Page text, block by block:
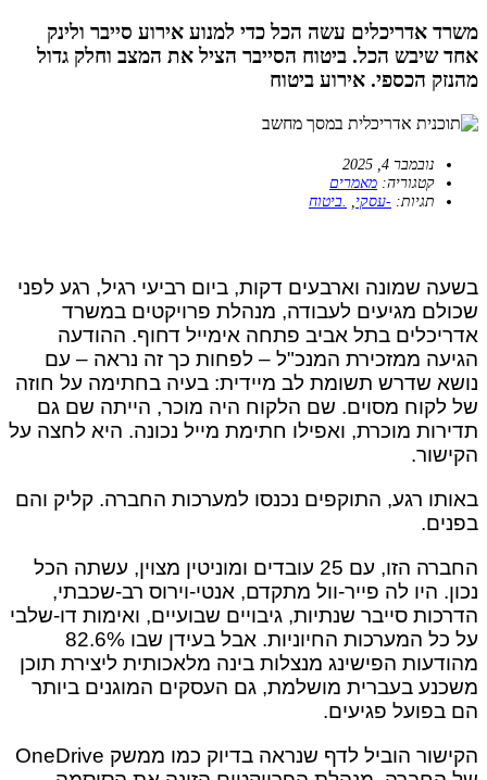
משרד אדריכלים עשה הכל כדי למנוע אירוע סייבר ולינק
אחד שיבש הכל. ביטוח הסייבר הציל את המצב וחלק גדול
מהנזק הכספי. אירוע ביטוח
נובמבר 4, 2025
קטגוריה: מאמרים
תגיות: -עסקי, .ביטוח
בשעה שמונה וארבעים דקות, ביום רביעי רגיל, רגע לפני
שכולם מגיעים לעבודה, מנהלת פרויקטים במשרד
אדריכלים בתל אביב פתחה אימייל דחוף. ההודעה
הגיעה ממזכירת המנכ"ל – לפחות כך זה נראה – עם
נושא שדרש תשומת לב מיידית: בעיה בחתימה על חוזה
של לקוח מסוים. שם הלקוח היה מוכר, הייתה שם גם
תדירות מוכרת, ואפילו חתימת מייל נכונה. היא לחצה על
הקישור.
באותו רגע, התוקפים נכנסו למערכות החברה. קליק והם
בפנים.
החברה הזו, עם 25 עובדים ומוניטין מצוין, עשתה הכל
נכון. היו לה פייר-וול מתקדם, אנטי-וירוס רב-שכבתי,
הדרכות סייבר שנתיות, גיבויים שבועיים, ואימות דו-שלבי
על כל המערכות החיוניות. אבל בעידן שבו 82.6%
מהודעות הפישינג מנצלות בינה מלאכותית ליצירת תוכן
משכנע בעברית מושלמת, גם העסקים המוגנים ביותר
הם בפועל פגיעים.
הקישור הוביל לדף שנראה בדיוק כמו ממשק OneDrive